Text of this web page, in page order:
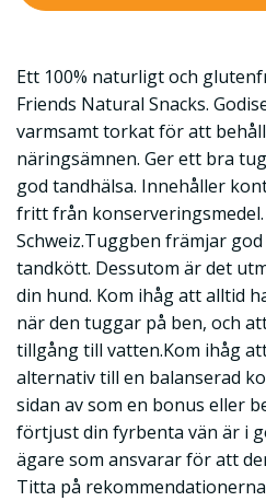
Ett 100% naturligt och
Friends Natural Snacks.
varmsamt torkat för att
näringsämnen. Ger ett bra
god tandhälsa. Innehåller
fritt från
Schweiz.Tuggben främjar
tandkött. Dessutom är det
din hund. Kom ihåg att alltid
när den tuggar på ben, och
tillgång till vatten.Kom ihåg
alternativ till en balanserad
sidan av som en bonus eller
förtjust din fyrbenta vän är i
ägare som ansvarar för att
Titta på